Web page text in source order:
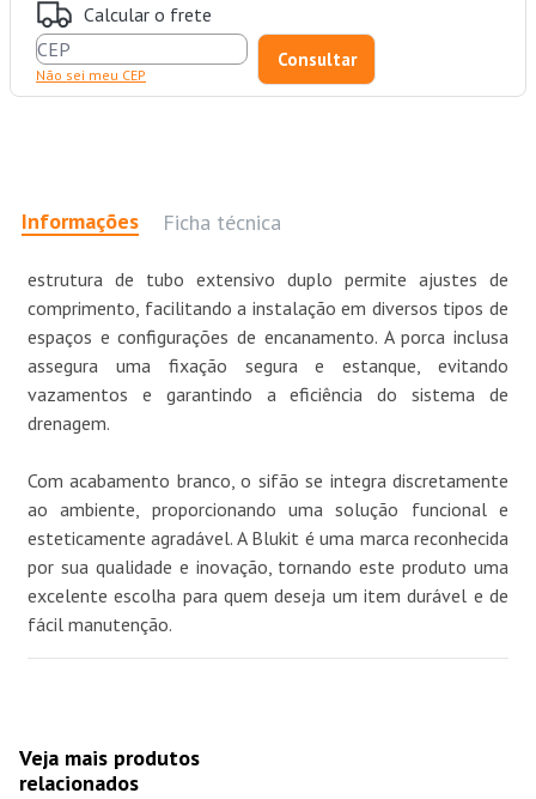
Calcular o frete
Não sei meu CEP
Informações Ficha técnica
estrutura de tubo extensivo duplo permite ajustes de
comprimento, facilitando a instalação em diversos tipos de
espaços e configurações de encanamento. A porca inclusa
assegura uma fixação segura e estanque, evitando
vazamentos e garantindo a eficiência do sistema de
drenagem.
Com acabamento branco, o sifão se integra discretamente
ao ambiente, proporcionando uma solução funcional e
esteticamente agradável. A Blukit é uma marca reconhecida
por sua qualidade e inovação, tornando este produto uma
excelente escolha para quem deseja um item durável e de
fácil manutenção.
Veja mais produtos
relacionados